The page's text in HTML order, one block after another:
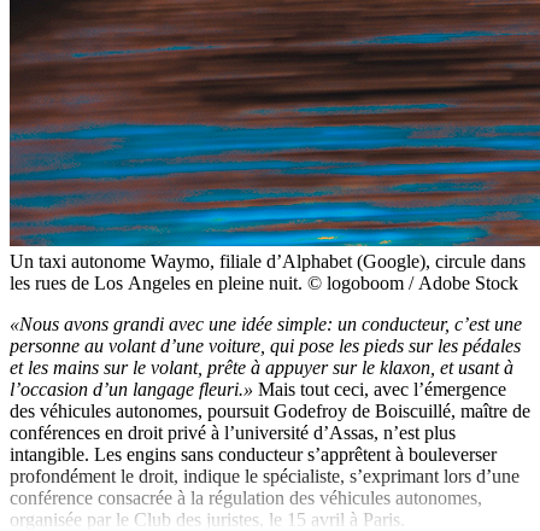
Un taxi autonome Waymo, filiale d’Alphabet (Google), circule dans
les rues de Los Angeles en pleine nuit. © logoboom / Adobe Stock
«Nous avons grandi avec une idée simple: un conducteur, c’est une
personne au volant d’une voiture, qui pose les pieds sur les pédales
et les mains sur le volant, prête à appuyer sur le klaxon, et usant à
l’occasion d’un langage fleuri.» Mais tout ceci, avec l’émergence
des véhicules autonomes, poursuit Godefroy de Boiscuillé, maître de
conférences en droit privé à l’université d’Assas, n’est plus
intangible. Les engins sans conducteur s’apprêtent à bouleverser
profondément le droit, indique le spécialiste, s’exprimant lors d’une
conférence consacrée à la régulation des véhicules autonomes,
organisée par le Club des juristes, le 15 avril à Paris.